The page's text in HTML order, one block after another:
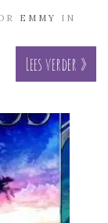
EMMY
IN
Lees verder »